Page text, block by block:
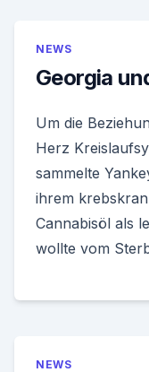
NEWS
Georgia
Um die
Herz
sammelte
ihrem
Cannabisöl als
wollte vom
NEWS